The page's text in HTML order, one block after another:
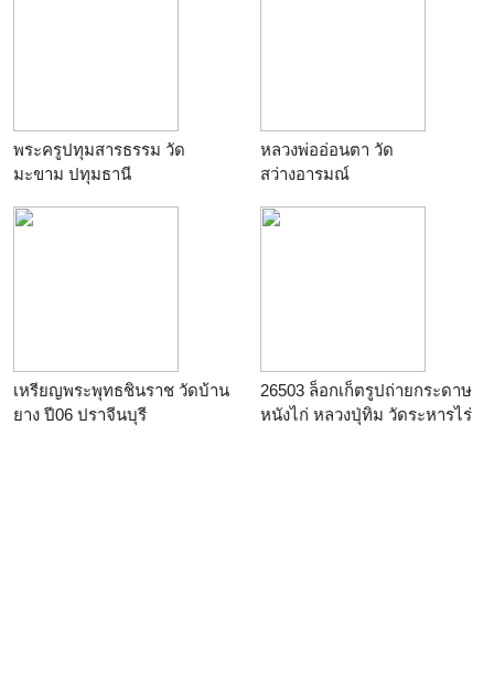
พระครูปทุมสารธรรม วัด
มะขาม ปทุมธานี
หลวงพ่ออ่อนตา วัด
สว่างอารมณ์
เหรียญพระพุทธชินราช วัดบ้าน
ยาง ปี06 ปราจีนบุรี
26503 ล็อกเก็ตรูปถ่ายกระดาษ
หนังไก่ หลวงปุ่ทิม วัดระหารไร่